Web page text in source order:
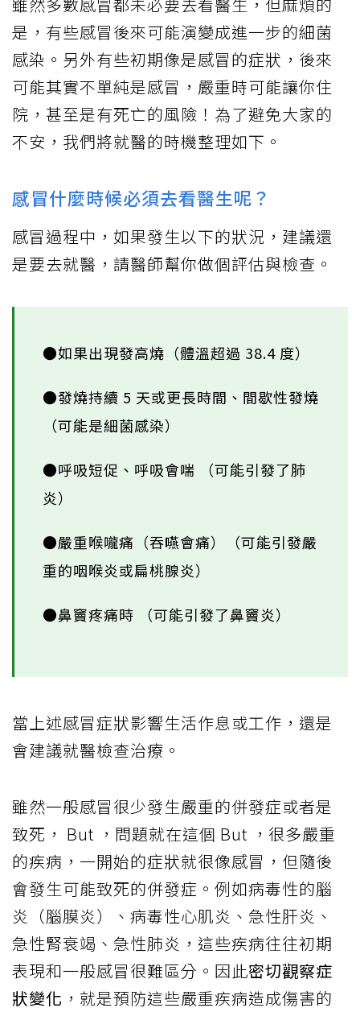
是，有些感冒後來可能演變成進一步的細菌
感染。另外有些初期像是感冒的症狀，後來
可能其實不單純是感冒，嚴重時可能讓你住
院，甚至是有死亡的風險！為了避免大家的
不安，我們將就醫的時機整理如下。
感冒什麼時候必須去看醫生呢？
感冒過程中，如果發生以下的狀況，建議還
是要去就醫，請醫師幫你做個評估與檢查。
●如果出現發高燒（體溫超過 38.4 度）
●發燒持續 5 天或更長時間、間歇性發燒
（可能是細菌感染）
●呼吸短促、呼吸會喘 （可能引發了肺
炎）
●嚴重喉嚨痛（吞嚥會痛）（可能引發嚴
重的咽喉炎或扁桃腺炎）
●鼻竇疼痛時 （可能引發了鼻竇炎）
當上述感冒症狀影響生活作息或工作，還是
會建議就醫檢查治療。
雖然一般感冒很少發生嚴重的併發症或者是
致死， But ，問題就在這個 But ，很多嚴重
的疾病，一開始的症狀就很像感冒，但隨後
會發生可能致死的併發症。例如病毒性的腦
炎（腦膜炎）、病毒性心肌炎、急性肝炎、
急性腎衰竭、急性肺炎，這些疾病往往初期
表現和一般感冒很難區分。因此密切觀察症
狀變化 ，就是預防這些嚴重疾病造成傷害的